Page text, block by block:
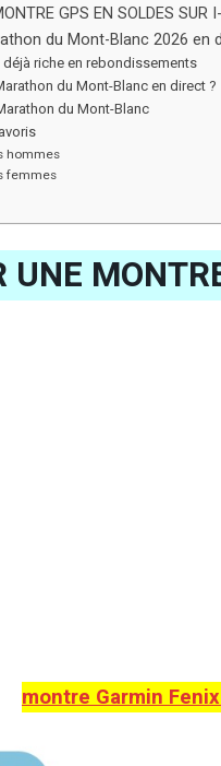
GPS EN SOLDES SUR
du Mont-Blanc 2026 en
déjà riche en rebondissements
du Mont-Blanc en direct ?
du Mont-Blanc
hommes
femmes
UNE
montre Garmin